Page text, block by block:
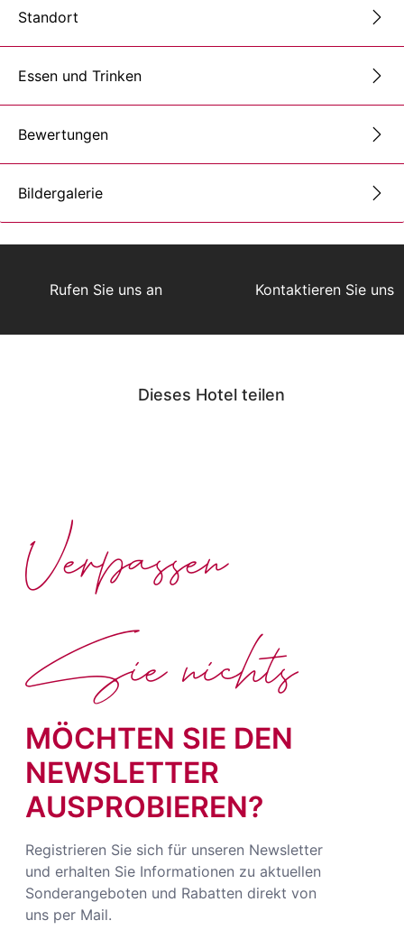
Standort
Essen und Trinken
Bewertungen
Bildergalerie
Rufen Sie uns an Kontaktieren Sie uns
Dieses Hotel teilen
MÖCHTEN SIE DEN
NEWSLETTER
AUSPROBIEREN?
Registrieren Sie sich für unseren Newsletter
und erhalten Sie Informationen zu aktuellen
Sonderangeboten und Rabatten direkt von
uns per Mail.
Verpassen
Sie nichts